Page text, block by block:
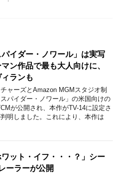
パイダー・ノワール」は実写
ン作品で最も大人向けに、
ランも
ャーズとAmazon MGMスタジオ制
パイダー・ノワール」の米国向けの
が公開され、本作がTV-14に設定さ
明しました。これにより、本作は
ット・イフ・・・？」シー
ーラーが公開